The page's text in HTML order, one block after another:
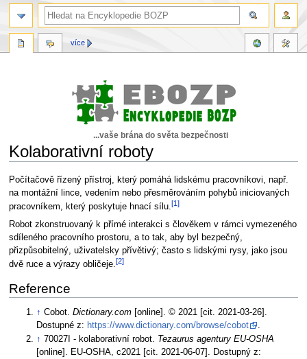
...vaše brána do světa bezpečnosti
Kolaborativní roboty
Skočit
na
navigaci
Skočit
na
vyhledávání
Počítačově řízený přístroj, který pomáhá lidskému pracovníkovi, např.
na montážní lince, vedením nebo přesměrováním pohybů iniciovaných
pracovníkem, který poskytuje hnací sílu.[1]
Robot zkonstruovaný k přímé interakci s člověkem v rámci vymezeného
sdíleného pracovního prostoru, a to tak, aby byl bezpečný,
přizpůsobitelný, uživatelsky přívětivý; často s lidskými rysy, jako jsou
dvě ruce a výrazy obličeje.[2]
Reference
↑ Cobot.Dictionary.com [online]. © 2021 [cit. 2021-03-26].
Dostupné z: https://www.dictionary.com/browse/cobot
↑ 70027I - kolaborativní robot. Tezaurus agentury EU-OSHA
[online]. EU-OSHA, c2021 [cit. 2021-06-07]. Dostupný z:
více